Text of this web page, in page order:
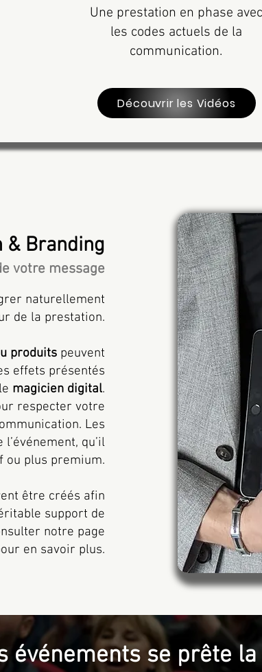
Une prestation en phase avec
les codes actuels de la
communication.
Découvrir les Vidéos
& Branding
votre message
naturellement
de la prestation.
produitspeuvent
effets présentés
magicien digital.
respecter votre
Les
qu’il
ou plus premium.
être créés afin
support de
notre page
en savoir plus.
événements se prête